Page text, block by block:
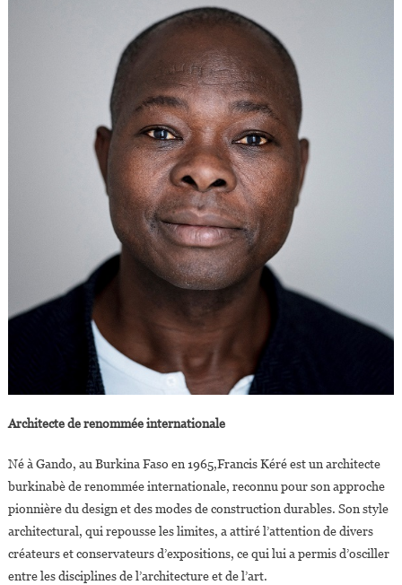
Architecte de renommée internationale
Né à Gando, au Burkina Faso en 1965,Francis Kéré est un architecte
burkinabè de renommée internationale, reconnu pour son approche
pionnière du design et des modes de construction durables. Son style
architectural, qui repousse les limites, a attiré l’attention de divers
créateurs et conservateurs d’expositions, ce qui lui a permis d’osciller
entre les disciplines de l’architecture et de l’art.